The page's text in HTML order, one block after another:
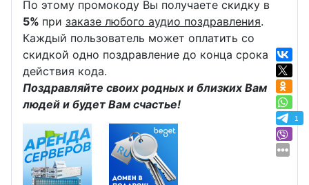
По этому промокоду Вы получаете скидку в
5% при заказе любого аудио поздравления.
Каждый пользователь может оплатить со
скидкой одно поздравление до конца срока
действия кода.
Поздравляйте своих родных и близких Вам
людей и будет Вам счастье!
1